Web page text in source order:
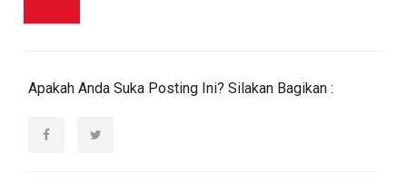
Apakah Anda Suka Posting Ini? Silakan Bagikan :